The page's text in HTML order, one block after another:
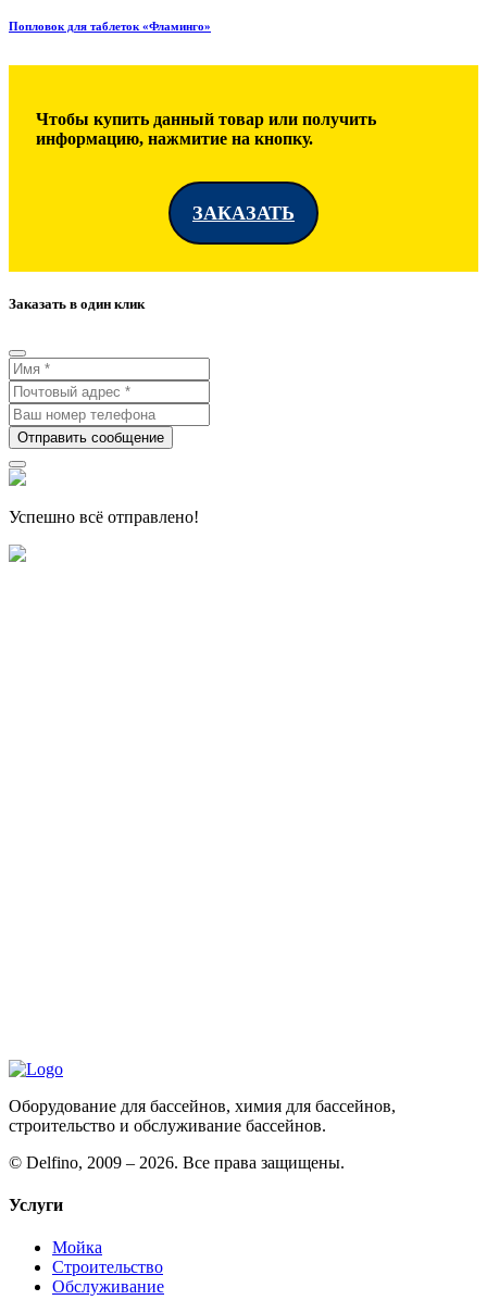
Попловок для таблеток «Фламинго»
Чтобы купить данный товар или получить
информацию, нажмитие на кнопку.
ЗАКАЗАТЬ
Заказать в один клик
Отправить сообщение
Успешно всё отправлено!
Оборудование для бассейнов, химия для бассейнов,
строительство и обслуживание бассейнов.
© Delfino, 2009 – 2026. Все права защищены.
Услуги
Мойка
Строительство
Обслуживание